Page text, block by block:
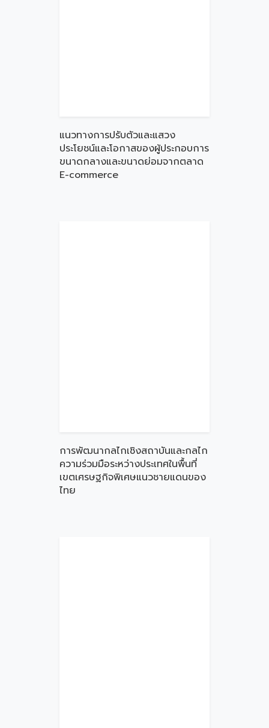
แนวทางการปรับตัวและแสวง
ประโยชน์และโอกาสของผู้ประกอบการ
ขนาดกลางและขนาดย่อมจากตลาด
E-commerce
การพัฒนากลไกเชิงสถาบันและกลไก
ความร่วมมือระหว่างประเทศในพื้นที่
เขตเศรษฐกิจพิเศษแนวชายแดนของ
ไทย